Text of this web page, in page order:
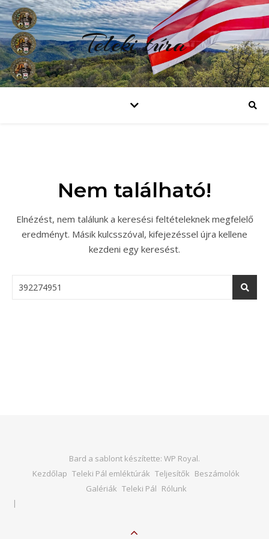
Teleki túra
Nem található!
Elnézést, nem találunk a keresési feltételeknek megfelelő
eredményt. Másik kulcsszóval, kifejezéssel újra kellene
kezdeni egy keresést.
Bard a sablont készítette: WP Royal.
Kezdőlap Teleki Pál emléktúrák Teljesítők Beszámolók
Galériák Teleki Pál Rólunk